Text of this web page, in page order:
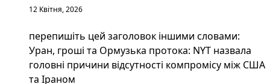
12 Квітня, 2026
перепишіть цей заголовок іншими словами:
Уран, гроші та Ормузька протока: NYT назвала
головні причини відсутності компромісу між США
та Іраном